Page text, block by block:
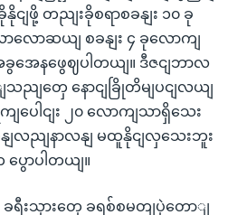
ျဖို့ တညျးခိုစရာစခနျး ၁၀ ခု
ောဆယျ စခနျး ၄ ခုလောကျ
အေနဖွေဈပါတယျ။ ဒီဇငျဘာလ
ညျတှေ နောငျခြိုတိမျပငျလယျ
ပေါငျး ၂၀ လောကျသာရှိသေး
လညျနာလနျ မထူနိုငျလှသေးဘူး
ပွောပါတယျ။
ရီးသှားတှေ ခရစ်စမတျပှဲတောျ